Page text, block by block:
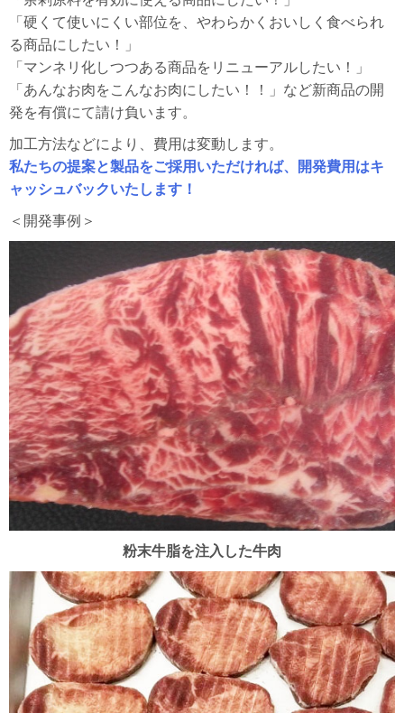
「硬くて使いにくい部位を、やわらかくおいしく食べられ
る商品にしたい！」
「マンネリ化しつつある商品をリニューアルしたい！」
「あんなお肉をこんなお肉にしたい！！」など新商品の開
発を有償にて請け負います。
加工方法などにより、費用は変動します。
私たちの提案と製品をご採用いただければ、開発費用はキ
ャッシュバックいたします！
＜開発事例＞
粉末牛脂を注入した牛肉